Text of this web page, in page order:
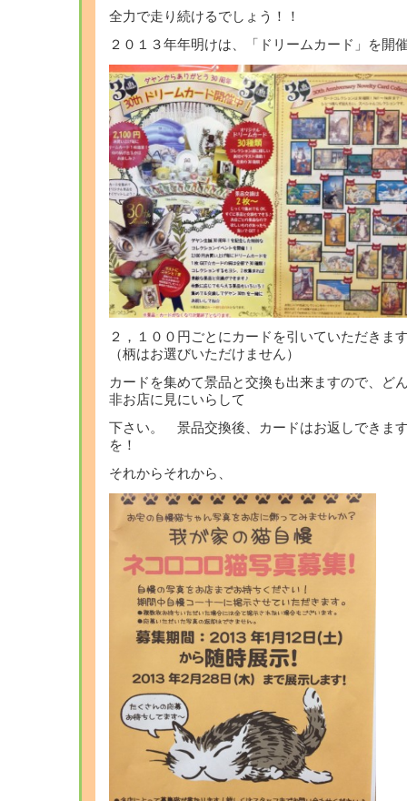
全力で走り続けるでしょう！！
２０１３年年明けは、「ドリームカード」を開
２，１００円ごとにカードを引いていただきま
（柄はお選びいただけません）
カードを集めて景品と交換も出来ますので、ど
非お店に見にいらして
下さい。 景品交換後、カードはお返しできま
を！
それからそれから、